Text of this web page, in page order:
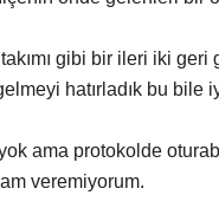
takımı gibi bir ileri iki
hatırladık bu bile
ama protokolde
veremiyorum.